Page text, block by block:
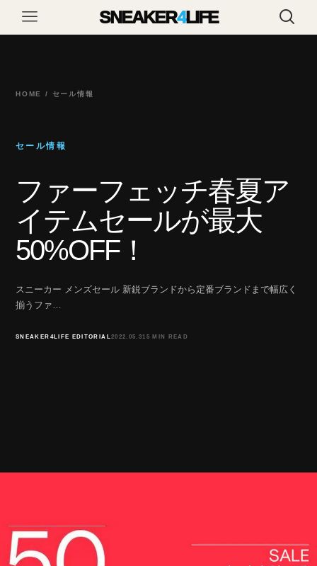
SNEAKER4LIFE
HOME / セール情報
セール情報
ファーフェッチ春夏ア
イテムセールが最大
50%OFF！
スニーカー メンズセール 新鋭ブランドから定番ブランドまで幅広く
揃うファ…
SNEAKER4LIFE EDITORIAL2022.05.31 5 MIN READ